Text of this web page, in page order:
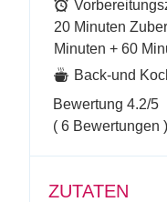
20 Minuten
Minuten + 60
Back-und
Bewertung 4.2/5
( 6 Bewertungen )
ZUTATEN